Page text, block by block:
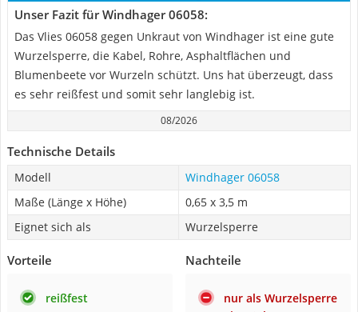
Unser Fazit für Windhager 06058:
Das Vlies 06058 gegen Unkraut von Windhager ist eine gute
Wurzelsperre, die Kabel, Rohre, Asphaltflächen und
Blumenbeete vor Wurzeln schützt. Uns hat überzeugt, dass
es sehr reißfest und somit sehr langlebig ist.
08/2026
Technische Details
Modell
Windhager 06058
Maße (Länge x Höhe)
0,65 x 3,5 m
Eignet sich als
Wurzelsperre
Vorteile
reißfest
Nachteile
nur als Wurzelsperre